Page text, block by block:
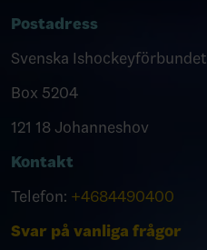
Postadress
Svenska Ishockeyförbundet
Box 5204
121 18 Johanneshov
Kontakt
Telefon: +4684490400
Svar på vanliga frågor